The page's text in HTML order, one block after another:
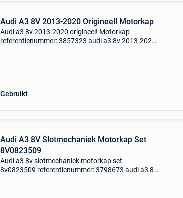
Audi A3 8V 2013-2020 Origineel! Motorkap
Audi a3 8v 2013-2020 origineel! Motorkap
referentienummer: 3857323 audi a3 8v 2013-2020
Gebruikt
Audi A3 8V Slotmechaniek Motorkap Set
8V0823509
Audi a3 8v slotmechaniek motorkap set
8v0823509 referentienummer: 3798673 audi a3 8v